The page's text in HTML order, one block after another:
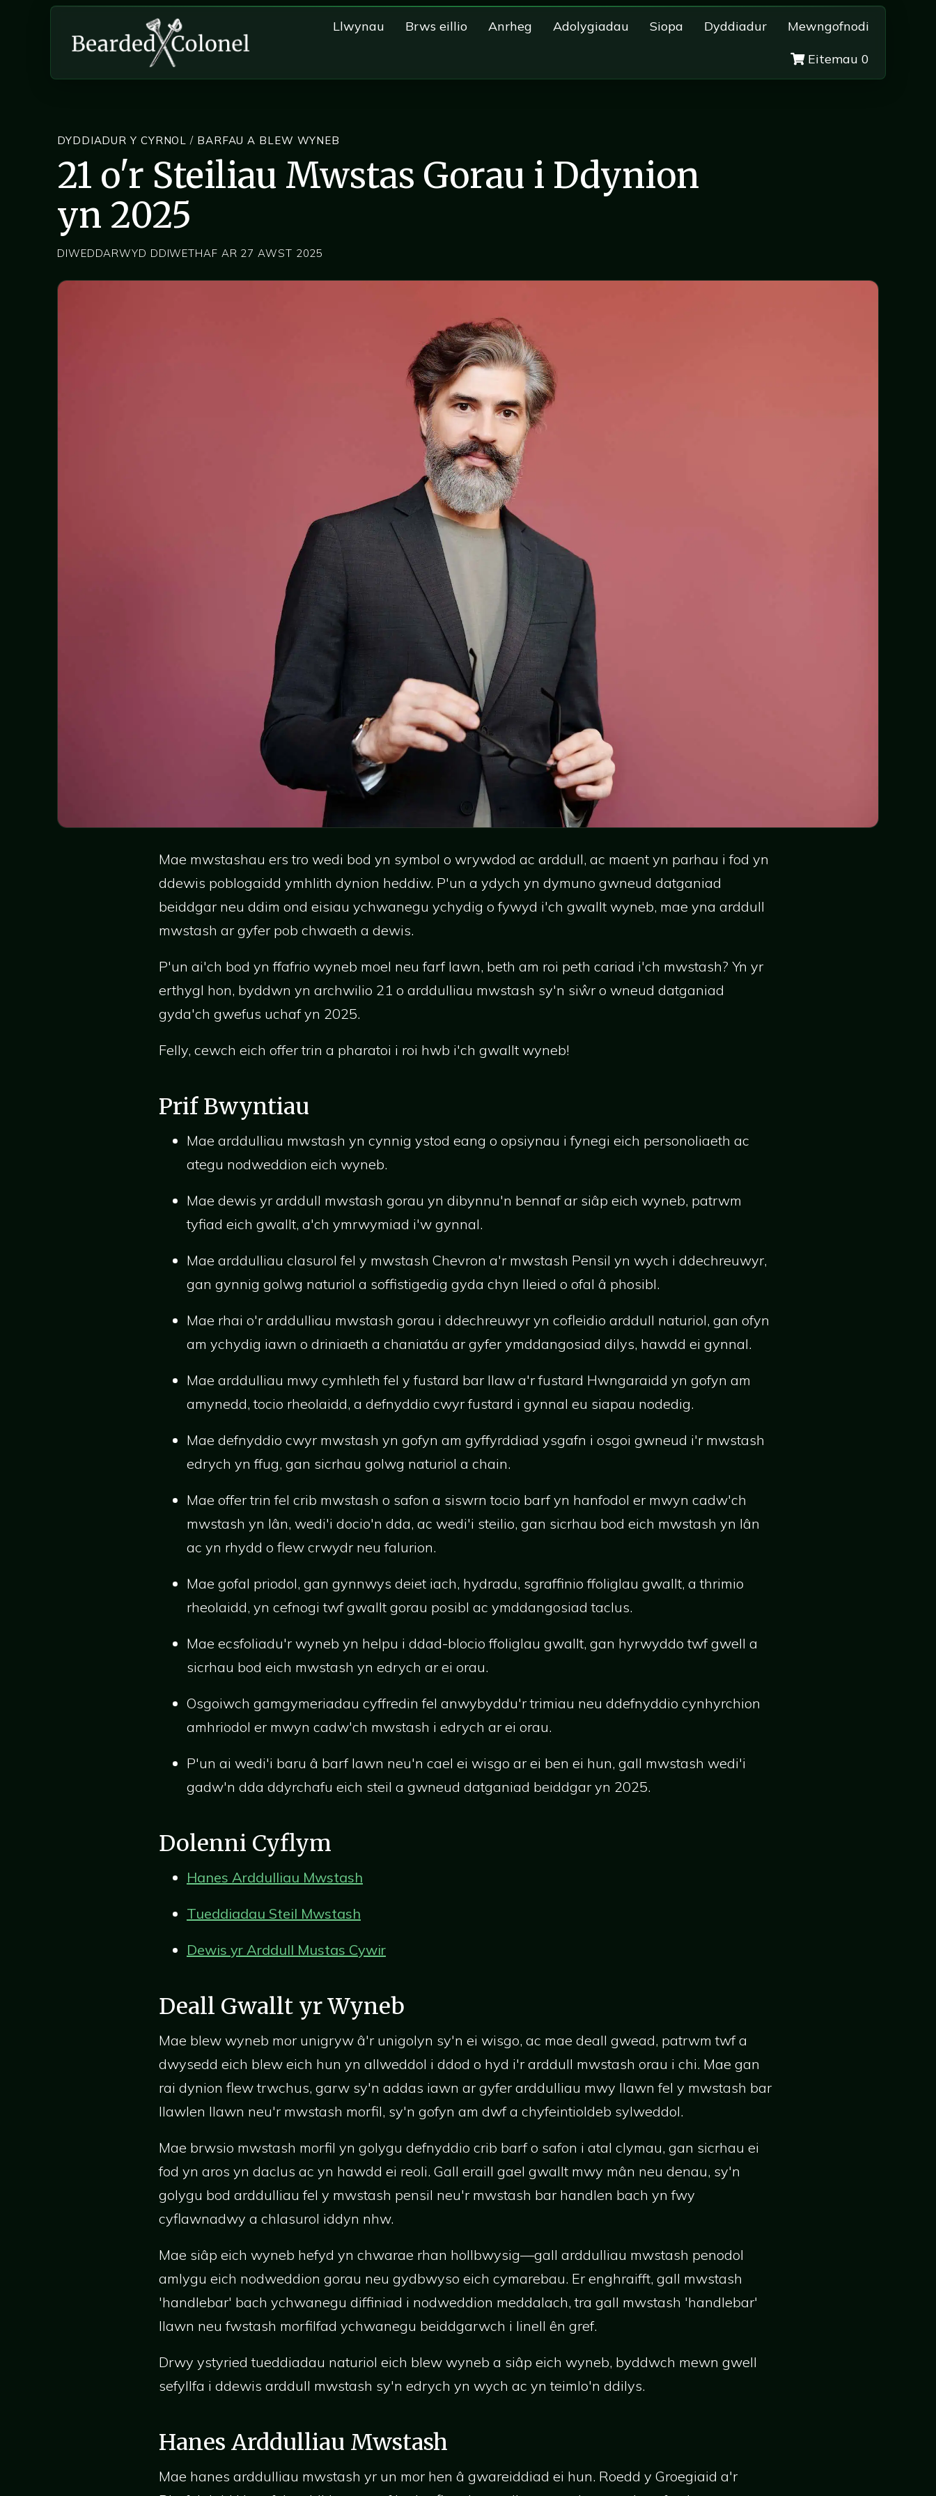
Llwynau Brws eillio Anrheg Adolygiadau Siopa Dyddiadur Mewngofnodi
Eitemau 0
DYDDIADUR Y CYRNOL / BARFAU A BLEW WYNEB
21 o'r Steiliau Mwstas Gorau i Ddynion
yn 2025
DIWEDDARWYD DDIWETHAF AR 27 AWST 2025
Mae mwstashau ers tro wedi bod yn symbol o wrywdod ac arddull, ac maent yn parhau i fod yn
ddewis poblogaidd ymhlith dynion heddiw. P'un a ydych yn dymuno gwneud datganiad
beiddgar neu ddim ond eisiau ychwanegu ychydig o fywyd i'ch gwallt wyneb, mae yna arddull
mwstash ar gyfer pob chwaeth a dewis.
P'un ai'ch bod yn ffafrio wyneb moel neu farf lawn, beth am roi peth cariad i'ch mwstash? Yn yr
erthygl hon, byddwn yn archwilio 21 o arddulliau mwstash sy'n siŵr o wneud datganiad
gyda'ch gwefus uchaf yn 2025.
Felly, cewch eich offer trin a pharatoi i roi hwb i'ch gwallt wyneb!
Prif Bwyntiau
Mae arddulliau mwstash yn cynnig ystod eang o opsiynau i fynegi eich personoliaeth ac
ategu nodweddion eich wyneb.
Mae dewis yr arddull mwstash gorau yn dibynnu'n bennaf ar siâp eich wyneb, patrwm
tyfiad eich gwallt, a'ch ymrwymiad i'w gynnal.
Mae arddulliau clasurol fel y mwstash Chevron a'r mwstash Pensil yn wych i ddechreuwyr,
gan gynnig golwg naturiol a soffistigedig gyda chyn lleied o ofal â phosibl.
Mae rhai o'r arddulliau mwstash gorau i ddechreuwyr yn cofleidio arddull naturiol, gan ofyn
am ychydig iawn o driniaeth a chaniatáu ar gyfer ymddangosiad dilys, hawdd ei gynnal.
Mae arddulliau mwy cymhleth fel y fustard bar llaw a'r fustard Hwngaraidd yn gofyn am
amynedd, tocio rheolaidd, a defnyddio cwyr fustard i gynnal eu siapau nodedig.
Mae defnyddio cwyr mwstash yn gofyn am gyffyrddiad ysgafn i osgoi gwneud i'r mwstash
edrych yn ffug, gan sicrhau golwg naturiol a chain.
Mae offer trin fel crib mwstash o safon a siswrn tocio barf yn hanfodol er mwyn cadw'ch
mwstash yn lân, wedi'i docio'n dda, ac wedi'i steilio, gan sicrhau bod eich mwstash yn lân
ac yn rhydd o flew crwydr neu falurion.
Mae gofal priodol, gan gynnwys deiet iach, hydradu, sgraffinio ffoliglau gwallt, a thrimio
rheolaidd, yn cefnogi twf gwallt gorau posibl ac ymddangosiad taclus.
Mae ecsfoliadu'r wyneb yn helpu i ddad-blocio ffoliglau gwallt, gan hyrwyddo twf gwell a
sicrhau bod eich mwstash yn edrych ar ei orau.
Osgoiwch gamgymeriadau cyffredin fel anwybyddu'r trimiau neu ddefnyddio cynhyrchion
amhriodol er mwyn cadw'ch mwstash i edrych ar ei orau.
P'un ai wedi'i baru â barf lawn neu'n cael ei wisgo ar ei ben ei hun, gall mwstash wedi'i
gadw'n dda ddyrchafu eich steil a gwneud datganiad beiddgar yn 2025.
Dolenni Cyflym
Hanes Arddulliau Mwstash
Tueddiadau Steil Mwstash
Dewis yr Arddull Mustas Cywir
Deall Gwallt yr Wyneb
Mae blew wyneb mor unigryw â'r unigolyn sy'n ei wisgo, ac mae deall gwead, patrwm twf a
dwysedd eich blew eich hun yn allweddol i ddod o hyd i'r arddull mwstash orau i chi. Mae gan
rai dynion flew trwchus, garw sy'n addas iawn ar gyfer arddulliau mwy llawn fel y mwstash bar
llawlen llawn neu'r mwstash morfil, sy'n gofyn am dwf a chyfeintioldeb sylweddol.
Mae brwsio mwstash morfil yn golygu defnyddio crib barf o safon i atal clymau, gan sicrhau ei
fod yn aros yn daclus ac yn hawdd ei reoli. Gall eraill gael gwallt mwy mân neu denau, sy'n
golygu bod arddulliau fel y mwstash pensil neu'r mwstash bar handlen bach yn fwy
cyflawnadwy a chlasurol iddyn nhw.
Mae siâp eich wyneb hefyd yn chwarae rhan hollbwysig—gall arddulliau mwstash penodol
amlygu eich nodweddion gorau neu gydbwyso eich cymarebau. Er enghraifft, gall mwstash
'handlebar' bach ychwanegu diffiniad i nodweddion meddalach, tra gall mwstash 'handlebar'
llawn neu fwstash morfilfad ychwanegu beiddgarwch i linell ên gref.
Drwy ystyried tueddiadau naturiol eich blew wyneb a siâp eich wyneb, byddwch mewn gwell
sefyllfa i ddewis arddull mwstash sy'n edrych yn wych ac yn teimlo'n ddilys.
Hanes Arddulliau Mwstash
Mae hanes arddulliau mwstash yr un mor hen â gwareiddiad ei hun. Roedd y Groegiaid a'r